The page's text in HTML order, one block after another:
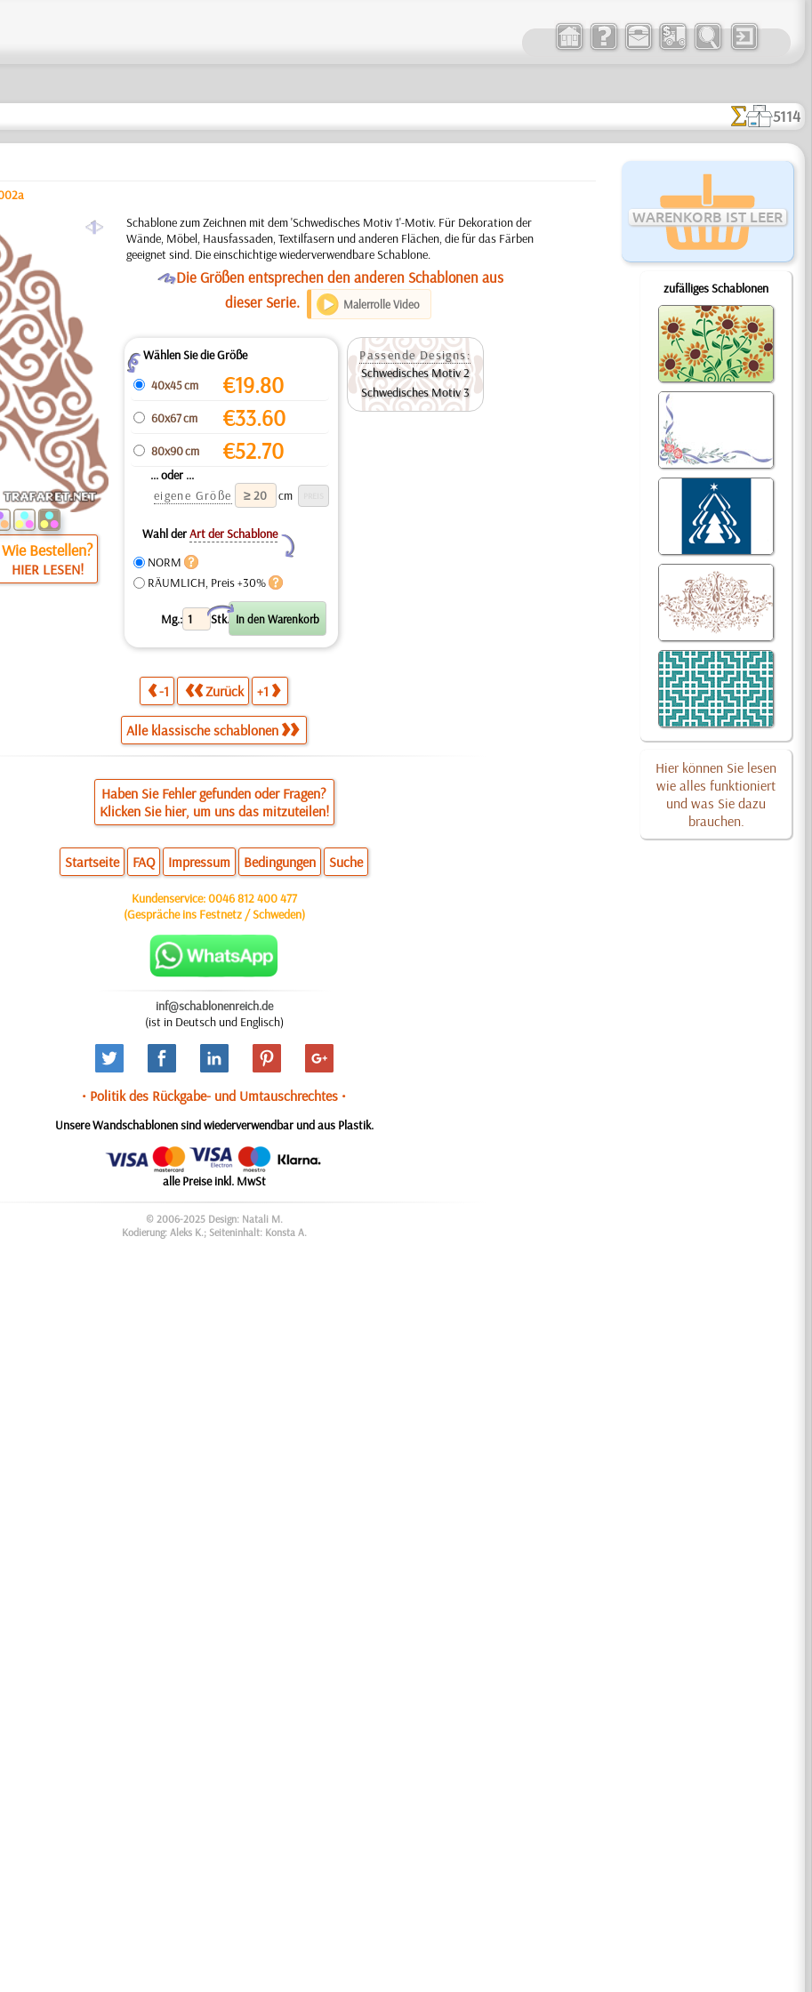
5114
WARENKORB IST LEER
zufälliges Schablonen
Hier können Sie lesen
wie alles funktioniert
und was Sie dazu
brauchen.
a
Wie Bestellen?
HIER LESEN!
Schablone zum Zeichnen mit dem 'Schwedisches Motiv 1'-Motiv. Für Dekoration der
Wände, Möbel, Hausfassaden, Textilfasern und anderen Flächen, die für das Färben
geeignet sind. Die einschichtige wiederverwendbare Schablone.
ODie Größen entsprechen den anderen Schablonen aus
dieser Serie.
Malerrolle Video
ZWählen Sie die Größe
40x45 cm
€19.80
60x67 cm €33.60
80x90 cm €52.70
... oder ...
eigene Größe
cm
Wahl derArt der Schablone
Y
NORM
RÄUMLICH, Preis +30%
Mg.: Stk.
X
Passende Designs:
Schwedisches Motiv 2
Schwedisches Motiv 3
-1 Zurück +1
Alle klassische schablonen
Haben Sie Fehler gefunden oder Fragen?
Klicken Sie hier, um uns das mitzuteilen!
Startseite FAQ Impressum Bedingungen Suche
Kundenservice:0046 812 400 477
(Gespräche ins Festnetz / Schweden)
inf@schablonenreich.de
(ist in Deutsch und Englisch)
• Politik des Rückgabe- und Umtauschrechtes •
Unsere Wandschablonen sind wiederverwendbar und aus Plastik.
alle Preise inkl. MwSt
© 2006-2025 Design: Natali M.
Kodierung: Aleks K.; Seiteninhalt: Konsta A.